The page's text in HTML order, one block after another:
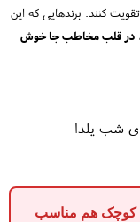
کنند. برندهایی که این
در قلب مخاطب جا خوش
شب یلدا
کوچک هم مناسب